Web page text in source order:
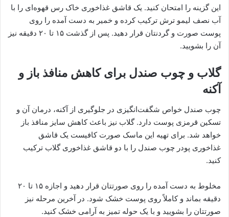
این گزینه را امتحان کنید. یک قاشق غذاخوری خاک رس قهوه‌ای را با
آب نصف لیمو ترش ترکیب کرده و خمیر به دست آمده را روی
پوست صورت و گردنتان قرار دهید. پس از گذشت ۱۵ تا ۲۰ دقیقه نیز
آن را بشویید.
گلاب و چوب صندل برای کاهش منافذ باز و
آکنه
چوب صندل خواص شگفت‌انگیزی در جلوگیری از آکنه، درمان آن و
تسکین قرمزی پوست دارد. گلاب نیز باعث کاهش سایز منافذ باز
خواهد شد. برای تهیه این ماسک صورت کافیست یک قاشق
غذاخوری پودر چوب صندل را با دو قاشق غذاخوری گلاب ترکیب
کنید.
مخلوط به دست آمده را روی صورتتان قرار دهید و اجازه ۱۵ تا ۲۰
دقیقه بماند و کاملاً روی پوست خشک شود. در آخرین مرحله نیز
صورتتان را بشویید و با یک حوله تمیز به آرامی خشک کنید.